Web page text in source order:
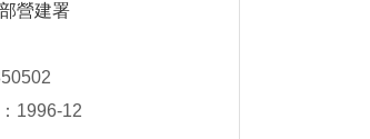
營建署
1996-12